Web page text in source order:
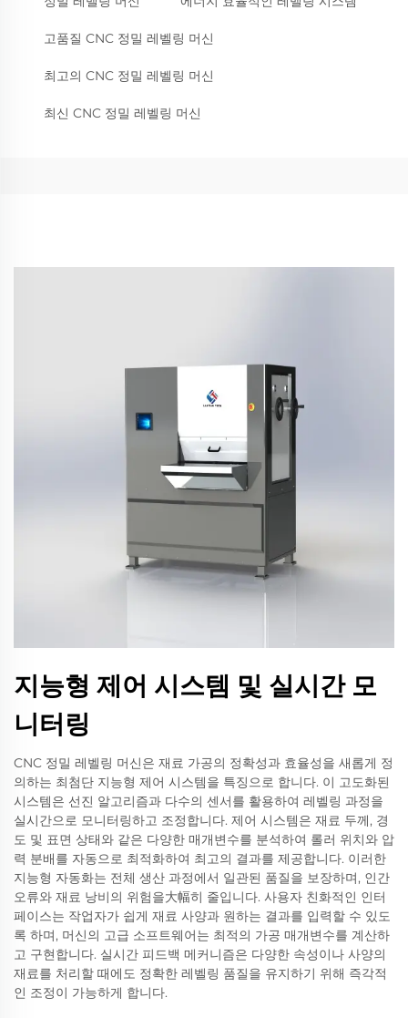
고품질 CNC 정밀 레벨링 머신
최고의 CNC 정밀 레벨링 머신
최신 CNC 정밀 레벨링 머신
지능형 제어 시스템 및 실시간 모
니터링
CNC 정밀 레벨링 머신은 재료 가공의 정확성과 효율성을 새롭게 정
의하는 최첨단 지능형 제어 시스템을 특징으로 합니다. 이 고도화된
시스템은 선진 알고리즘과 다수의 센서를 활용하여 레벨링 과정을
실시간으로 모니터링하고 조정합니다. 제어 시스템은 재료 두께, 경
도 및 표면 상태와 같은 다양한 매개변수를 분석하여 롤러 위치와 압
력 분배를 자동으로 최적화하여 최고의 결과를 제공합니다. 이러한
지능형 자동화는 전체 생산 과정에서 일관된 품질을 보장하며, 인간
오류와 재료 낭비의 위험을大幅히 줄입니다. 사용자 친화적인 인터
페이스는 작업자가 쉽게 재료 사양과 원하는 결과를 입력할 수 있도
록 하며, 머신의 고급 소프트웨어는 최적의 가공 매개변수를 계산하
고 구현합니다. 실시간 피드백 메커니즘은 다양한 속성이나 사양의
재료를 처리할 때에도 정확한 레벨링 품질을 유지하기 위해 즉각적
인 조정이 가능하게 합니다.